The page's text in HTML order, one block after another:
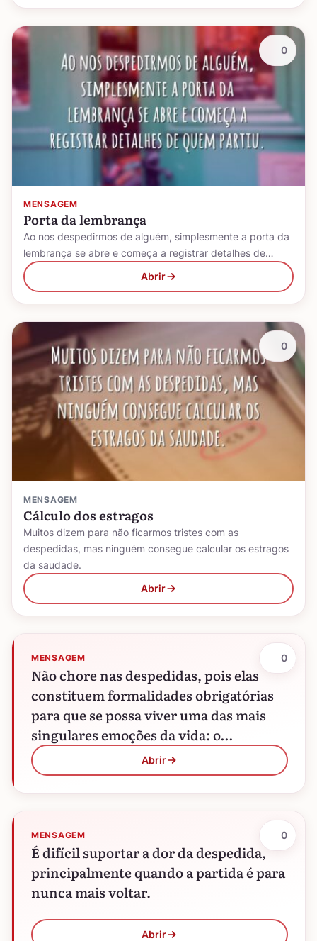
MENSAGEM
Porta da lembrança
Ao nos despedirmos de alguém, simplesmente a porta da
lembrança se abre e começa a registrar detalhes de…
Abrir
0
MENSAGEM
Cálculo dos estragos
Muitos dizem para não ficarmos tristes com as
despedidas, mas ninguém consegue calcular os estragos
da saudade.
Abrir
0
MENSAGEM
Não chore nas despedidas, pois elas
constituem formalidades obrigatórias
para que se possa viver uma das mais
singulares emoções da vida: o
reencontro.
Abrir
0
MENSAGEM
É difícil suportar a dor da despedida,
principalmente quando a partida é para
nunca mais voltar.
Abrir
0